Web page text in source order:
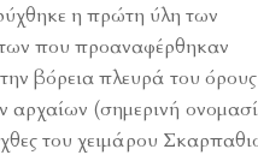
η πρώτη ύλη των
που προαναφέρθηκαν
βόρεια πλευρά του όρους
αρχαίων (σημερινή
του χειμάρου